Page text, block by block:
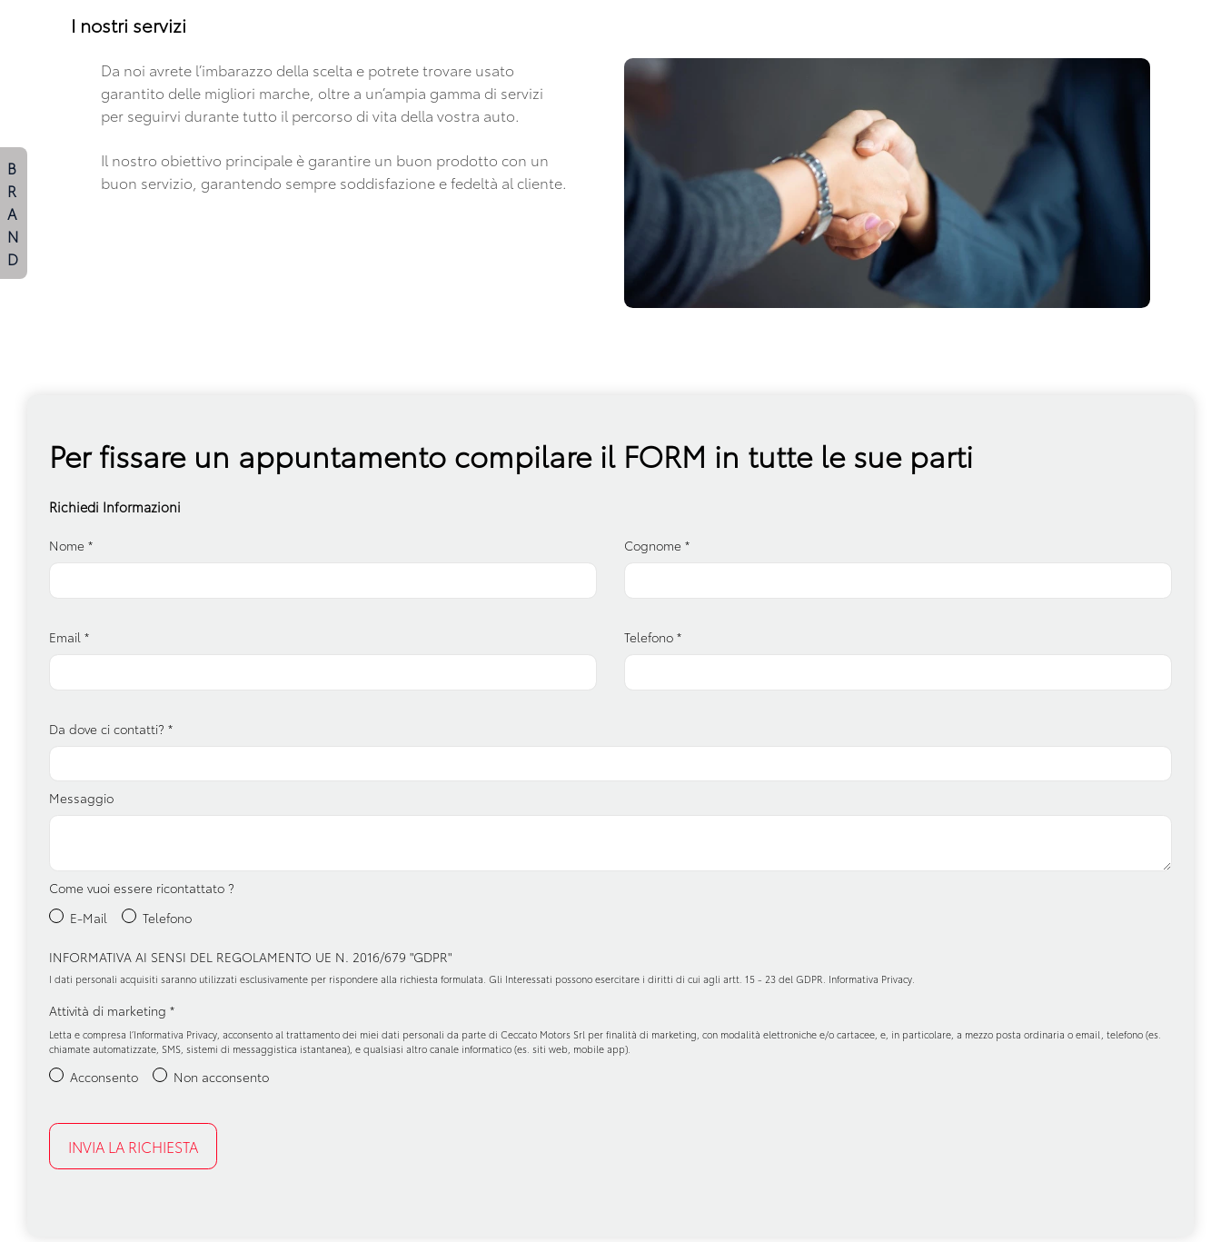
I nostri servizi
Da noi avrete l’imbarazzo della scelta e potrete trovare usato
garantito delle migliori marche, oltre a un’ampia gamma di servizi
per seguirvi durante tutto il percorso di vita della vostra auto.
Il nostro obiettivo principale è garantire un buon prodotto con un
buon servizio, garantendo sempre soddisfazione e fedeltà al cliente.
Per fissare un appuntamento compilare il FORM in tutte le sue parti
Richiedi Informazioni
Nome * Cognome *
Email * Telefono *
Da dove ci contatti? *
Messaggio
Come vuoi essere ricontattato ?
E-Mail
Telefono
INFORMATIVA AI SENSI DEL REGOLAMENTO UE N. 2016/679 "GDPR"
I dati personali acquisiti saranno utilizzati esclusivamente per rispondere alla richiesta formulata. Gli Interessati possono esercitare i diritti di cui agli artt. 15 - 23 del GDPR. Informativa Privacy.
Attività di marketing *
Letta e compresa l’Informativa Privacy, acconsento al trattamento dei miei dati personali da parte di Ceccato Motors Srl per finalità di marketing, con modalità elettroniche e/o cartacee, e, in particolare, a mezzo posta ordinaria o email, telefono (es.
chiamate automatizzate, SMS, sistemi di messaggistica istantanea), e qualsiasi altro canale informatico (es. siti web, mobile app).
Acconsento Non acconsento
B
R
A
N
D